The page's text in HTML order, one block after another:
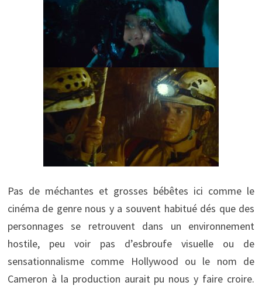
Pas de méchantes et grosses bébêtes ici comme le
cinéma de genre nous y a souvent habitué dés que des
personnages se retrouvent dans un environnement
hostile, peu voir pas d’esbroufe visuelle ou de
sensationnalisme comme Hollywood ou le nom de
Cameron à la production aurait pu nous y faire croire.